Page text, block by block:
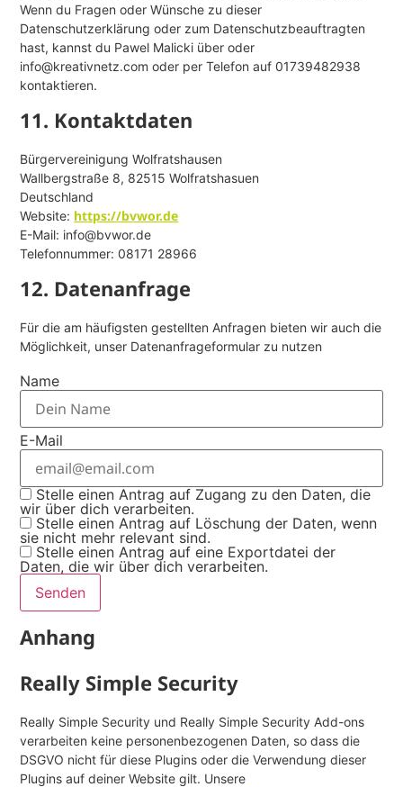
Wenn du Fragen oder Wünsche zu dieser
Datenschutzerklärung oder zum Datenschutzbeauftragten
hast, kannst du Pawel Malicki über oder
info@kreativnetz.com oder per Telefon auf 01739482938
kontaktieren.
11. Kontaktdaten
Bürgervereinigung Wolfratshausen
Wallbergstraße 8, 82515 Wolfratshasuen
Deutschland
Website: https://bvwor.de
E-Mail: info@bvwor.de
Telefonnummer: 08171 28966
12. Datenanfrage
Für die am häufigsten gestellten Anfragen bieten wir auch die
Möglichkeit, unser Datenanfrageformular zu nutzen
Name
E-Mail
Stelle einen Antrag auf Zugang zu den Daten, die
wir über dich verarbeiten.
Stelle einen Antrag auf Löschung der Daten, wenn
sie nicht mehr relevant sind.
Stelle einen Antrag auf eine Exportdatei der
Daten, die wir über dich verarbeiten.
Anhang
Really Simple Security
Really Simple Security und Really Simple Security Add-ons
verarbeiten keine personenbezogenen Daten, so dass die
DSGVO nicht für diese Plugins oder die Verwendung dieser
Plugins auf deiner Website gilt. Unsere